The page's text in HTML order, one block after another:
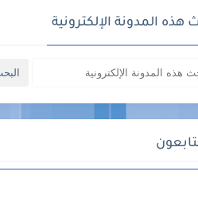
هذه المدونة الإلكترونية